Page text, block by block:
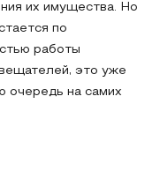
их имущества. Но
по
работы
это уже
очередь на самих